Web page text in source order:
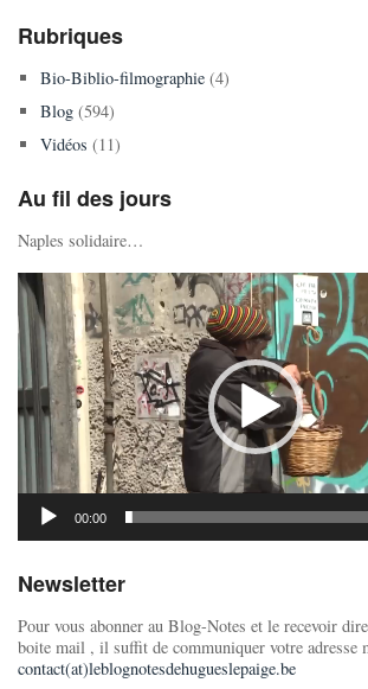
Rubriques
Bio-Biblio-filmographie(4)
Blog(594)
Vidéos (11)
Au fil des jours
Naples solidaire…
Lecteur
vidéo
00:00
Newsletter
Pour vous abonner au Blog-Notes et le recevoir
boite mail , il suffit de communiquer votre adresse
contact(at)leblognotesdehugueslepaige.be